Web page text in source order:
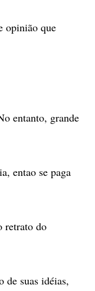
opinião que
entanto, grande
entao se paga
retrato do
de suas idéias,